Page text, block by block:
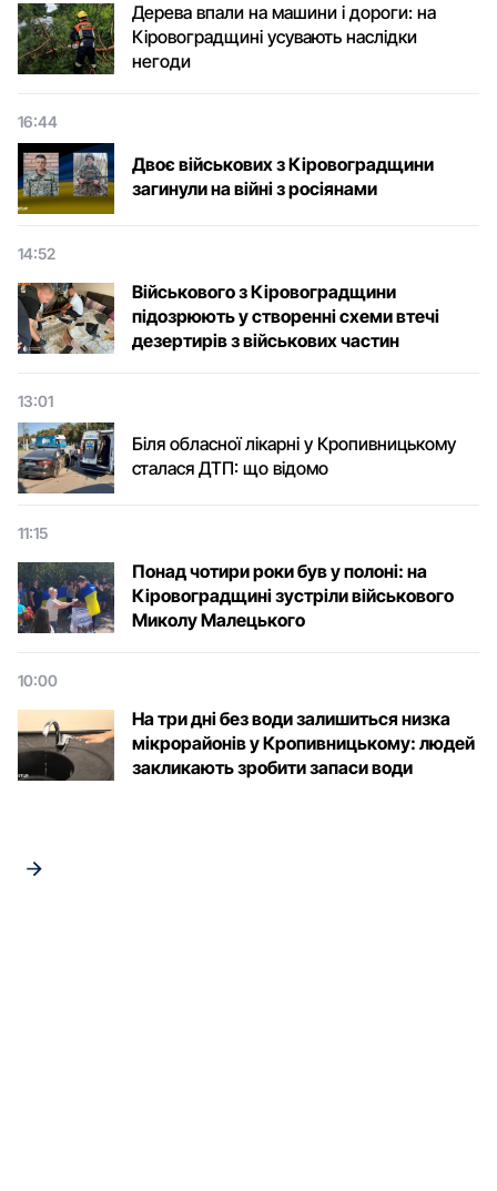
Дерева впали на машини і дороги: на
Кіровоградщині усувають наслідки
негоди
16:44
Двоє військових з Кіровоградщини
загинули на війні з росіянами
14:52
Військового з Кіровоградщини
підозрюють у створенні схеми втечі
дезертирів з військових частин
13:01
Біля обласної лікарні у Кропивницькому
сталася ДТП: що відомо
11:15
Понад чотири роки був у полоні: на
Кіровоградщині зустріли військового
Микoлу Малецькoгo
10:00
На три дні без води залишиться низка
мікрорайонів у Кропивницькому: людей
закликають зробити запаси води